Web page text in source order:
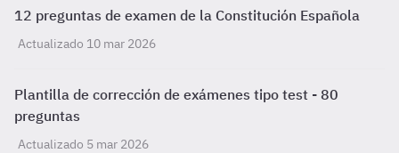
12 preguntas de examen de la Constitución Española
Actualizado 10 mar 2026
Plantilla de corrección de exámenes tipo test - 80
preguntas
Actualizado 5 mar 2026